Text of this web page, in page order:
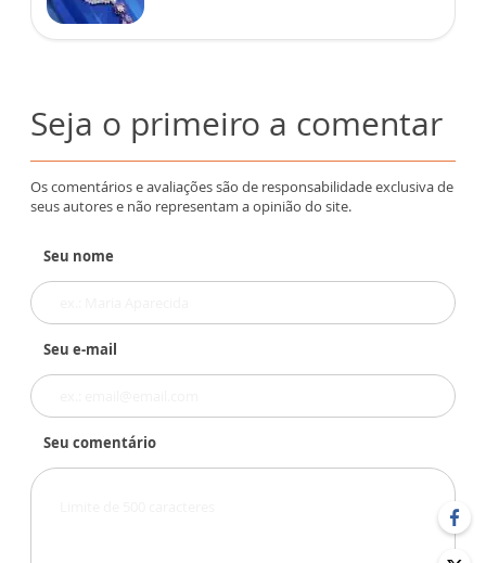
Seja o primeiro a comentar
Os comentários e avaliações são de responsabilidade exclusiva de
seus autores e não representam a opinião do site.
Seu nome
Seu e-mail
Seu comentário